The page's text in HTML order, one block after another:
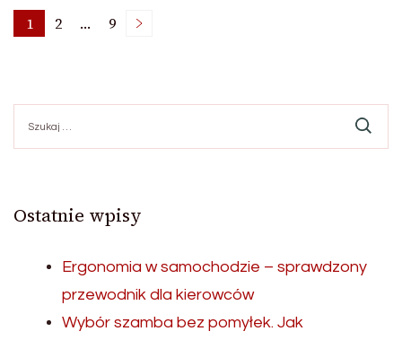
Stronicowanie
wpisów
Strona
1 Strona
2 … Strona
9
Ostatnie wpisy
Ergonomia w samochodzie – sprawdzony
przewodnik dla kierowców
Wybór szamba bez pomyłek. Jak